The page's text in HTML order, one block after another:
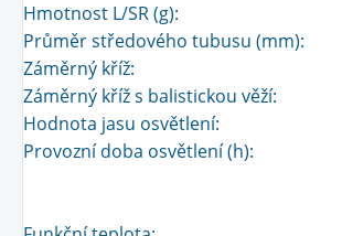
Hmotnost L/SR (g):
Průměr středového tubusu (mm):
Záměrný kříž:
Záměrný kříž s balistickou věží:
Hodnota jasu osvětlení:
Provozní doba osvětlení (h):